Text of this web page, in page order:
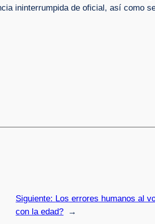
ininterrumpida de oficial, así como
Siguiente: Los errores humanos al
con la edad?
→